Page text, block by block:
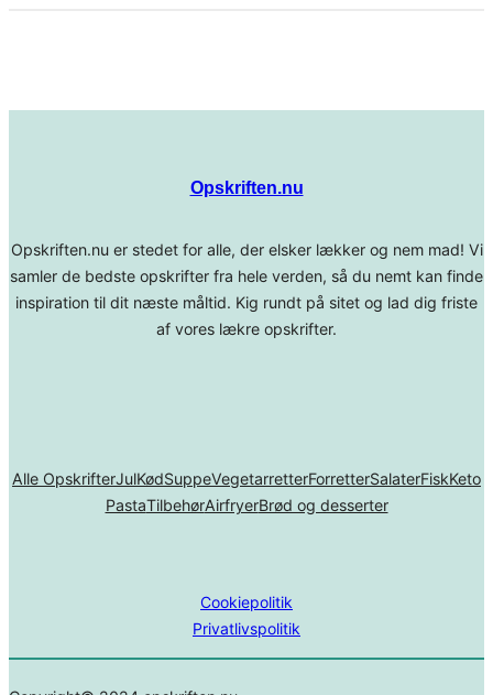
Opskriften.nu
Opskriften.nu er stedet for alle, der elsker lækker og nem mad! Vi
samler de bedste opskrifter fra hele verden, så du nemt kan finde
inspiration til dit næste måltid. Kig rundt på sitet og lad dig friste
af vores lækre opskrifter.
Alle OpskrifterJulKødSuppeVegetarretterForretterSalaterFiskKeto
PastaTilbehørAirfryerBrød og desserter
Cookiepolitik
Privatlivspolitik